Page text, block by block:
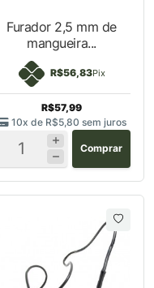
Furador 2,5 mm de
mangueira...
R$56,83Pix
R$57,99
10x de R$5,80sem juros
Comprar